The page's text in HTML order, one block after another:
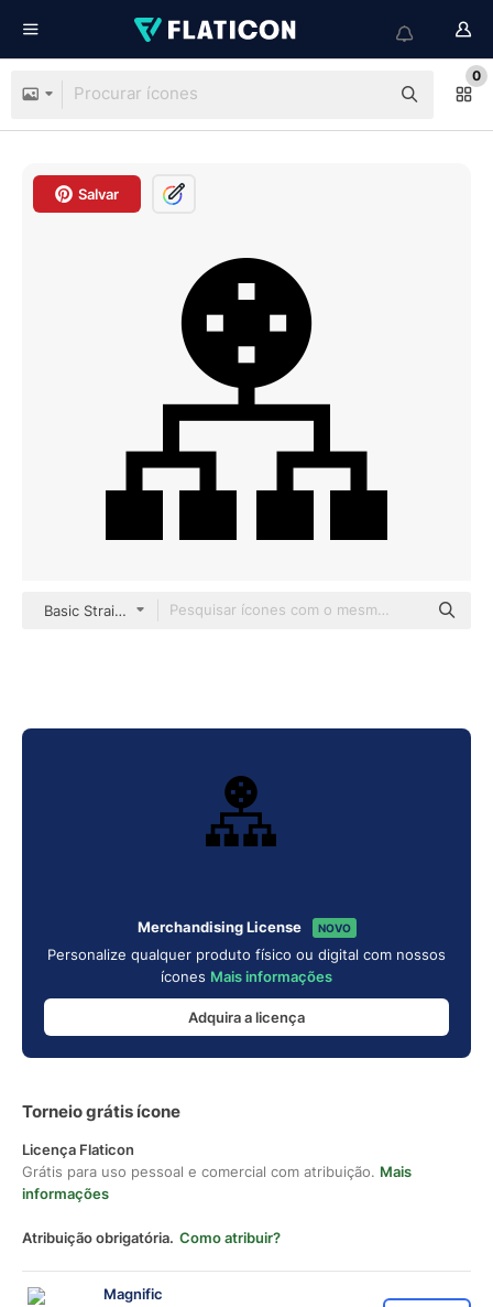
0
Salvar
Basic Straight Filled
Merchandising License NOVO
Personalize qualquer produto físico ou digital com nossos
ícones Mais informações
Adquira a licença
Torneio grátis ícone
Licença Flaticon
Grátis para uso pessoal e comercial com atribuição. Mais
informações
Atribuição obrigatória. Como atribuir?
Magnific